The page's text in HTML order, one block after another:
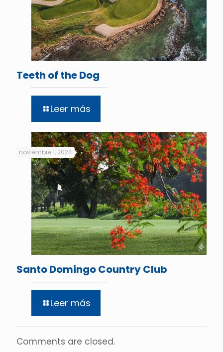
Teeth of the Dog
Leer más
noviembre 1, 2024
Santo Domingo Country Club
Leer más
Comments are closed.